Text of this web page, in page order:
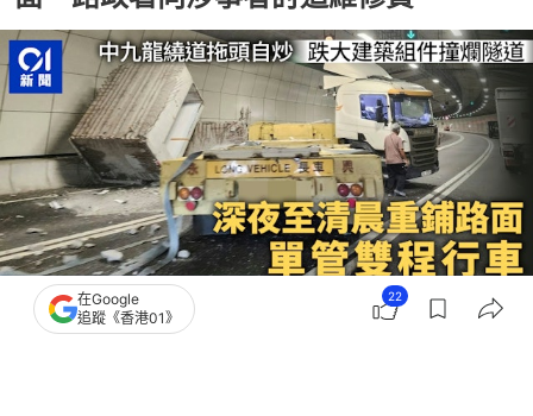
撰文：凌逸德
在Google
追蹤《香港01》
22